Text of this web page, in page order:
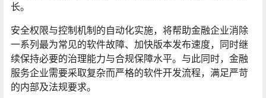
长。
安全权限与控制机制的自动化实施，将帮助金融企业消除
一系列最为常见的软件故障、加快版本发布速度，同时继
续保持必要的治理能力与合规保障水平。与此同时，金融
服务企业需要采取复杂而严格的软件开发流程，满足严苛
的内部及法规要求。